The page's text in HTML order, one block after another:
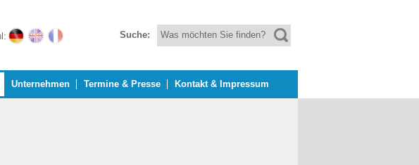
Suche:
Unternehmen Termine & Presse Kontakt & Impressum